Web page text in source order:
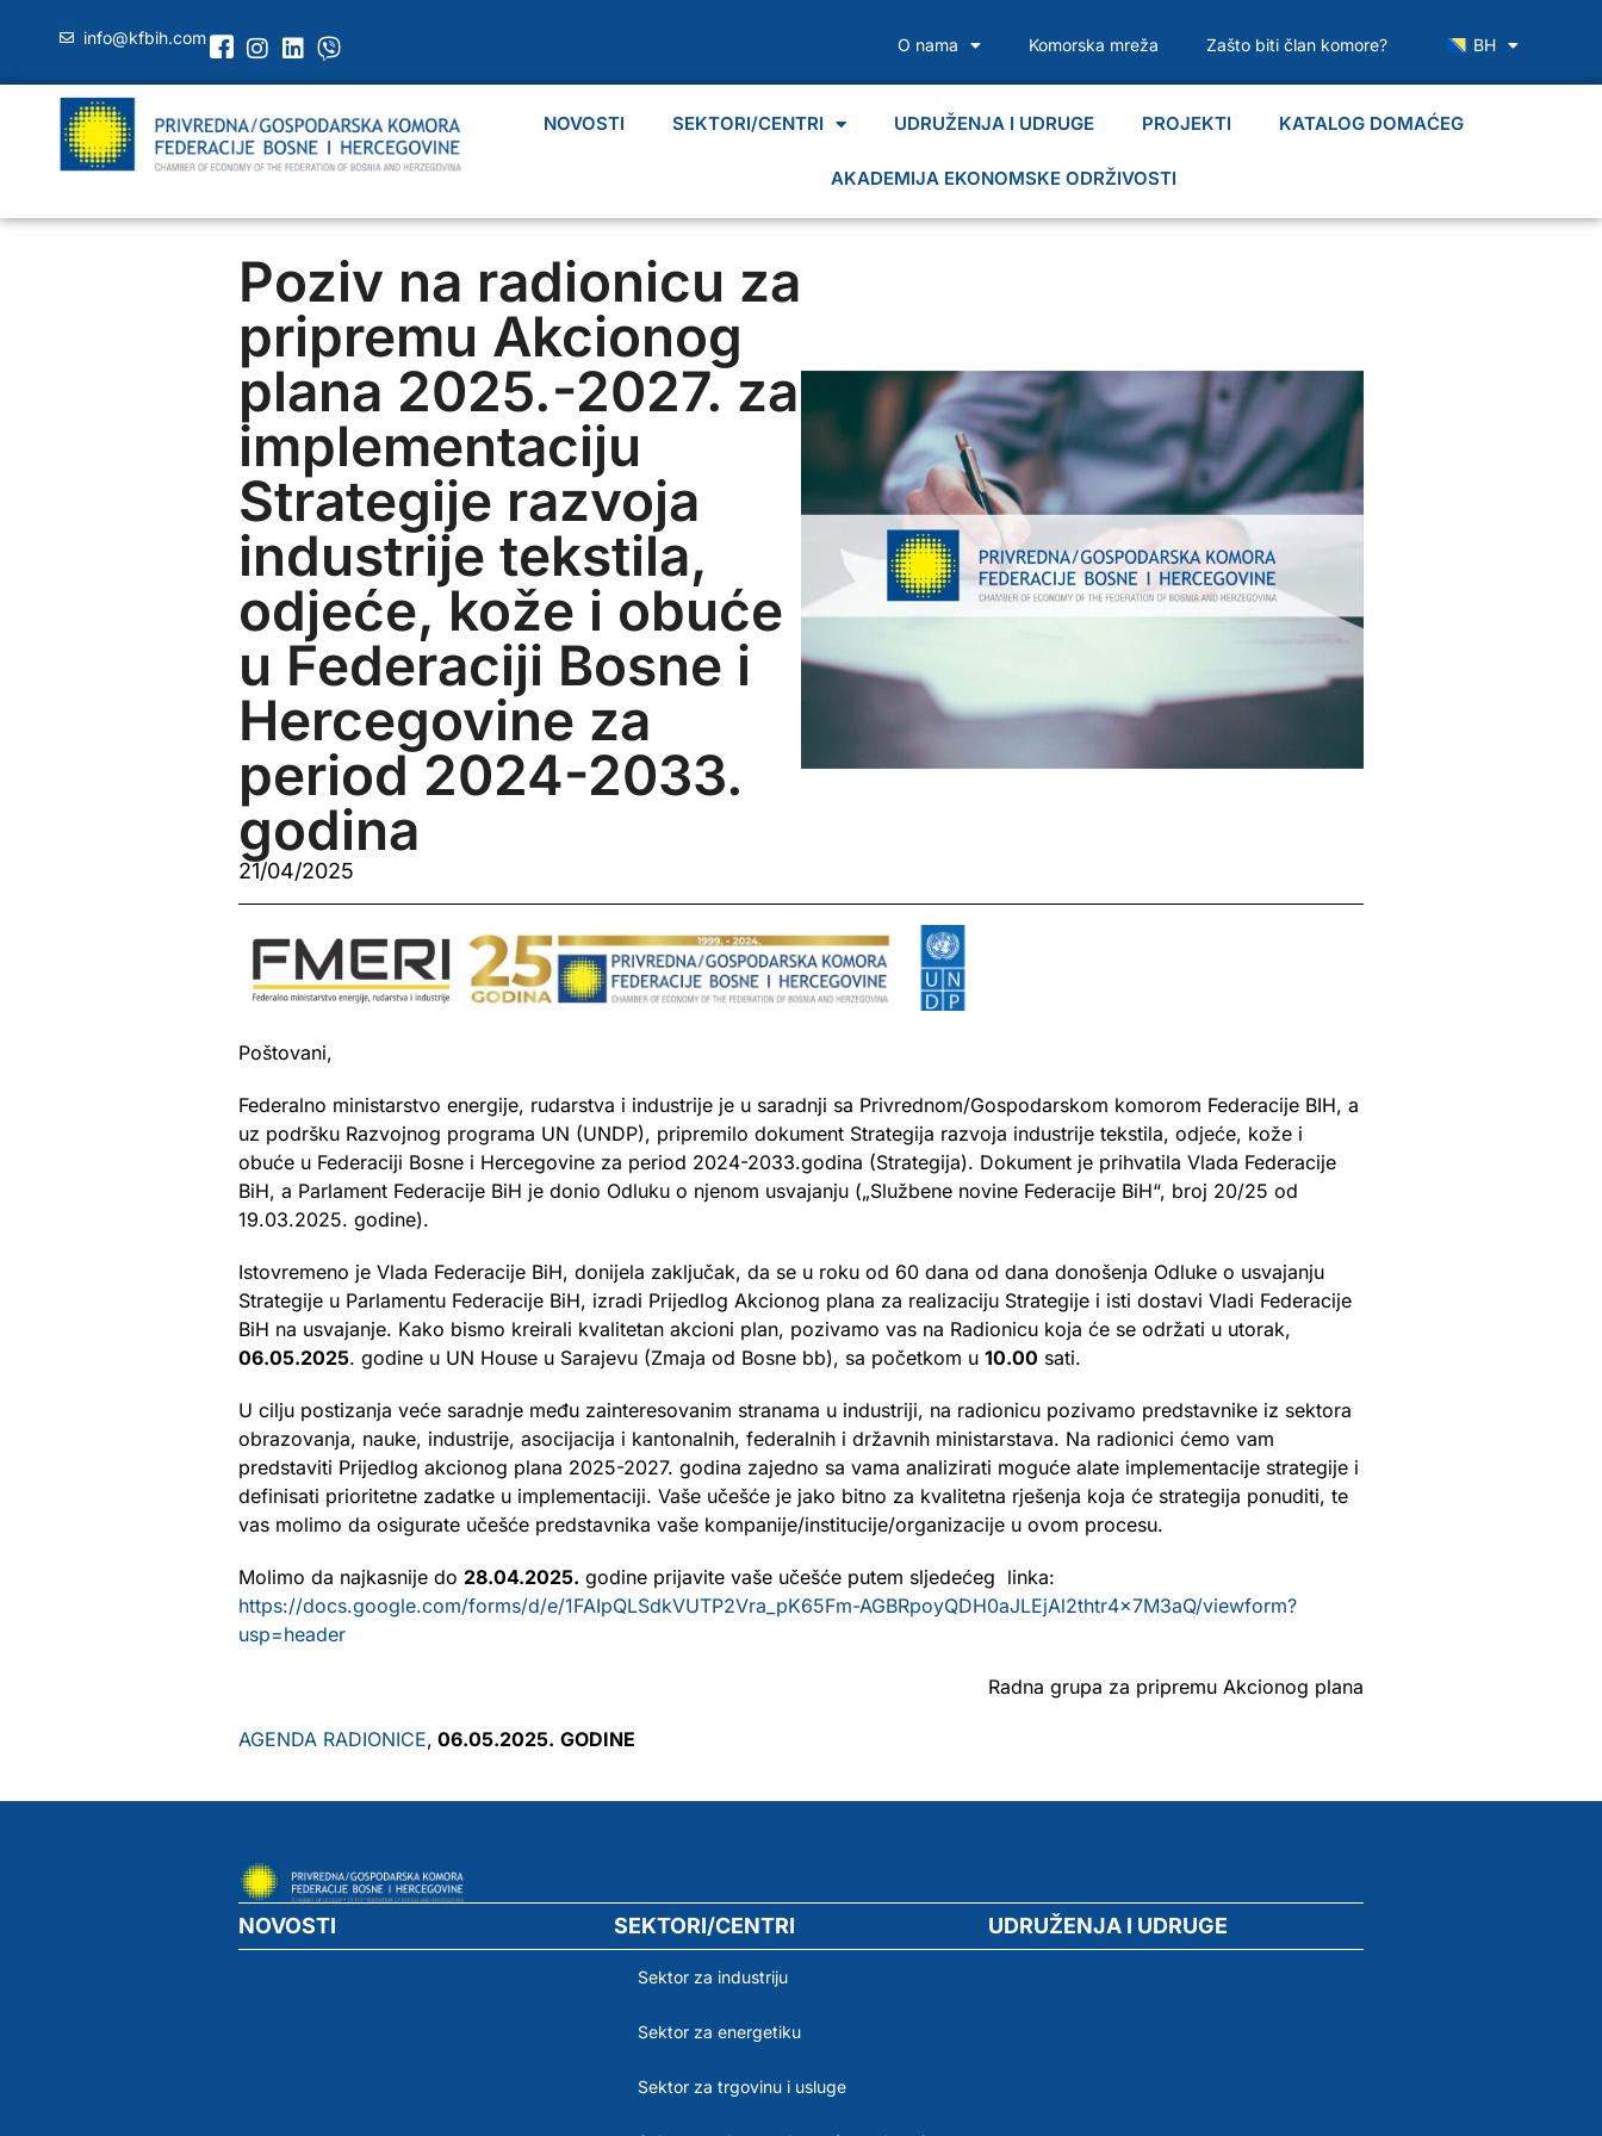
info@kfbih.com O nama Komorska mreža Zašto biti član komore? BH
NOVOSTI SEKTORI/CENTRI UDRUŽENJA I UDRUGE PROJEKTI KATALOG DOMAĆEG
AKADEMIJA EKONOMSKE ODRŽIVOSTI
Poziv na radionicu za
pripremu Akcionog
plana 2025.-2027. za
implementaciju
Strategije razvoja
industrije tekstila,
odjeće, kože i obuće
u Federaciji Bosne i
Hercegovine za
period 2024-2033.
godina
21/04/2025
Poštovani,
Federalno ministarstvo energije, rudarstva i industrije je u saradnji sa Privrednom/Gospodarskom komorom Federacije BIH, a
uz podršku Razvojnog programa UN (UNDP), pripremilo dokument Strategija razvoja industrije tekstila, odjeće, kože i
obuće u Federaciji Bosne i Hercegovine za period 2024-2033.godina (Strategija). Dokument je prihvatila Vlada Federacije
BiH, a Parlament Federacije BiH je donio Odluku o njenom usvajanju („Službene novine Federacije BiH“, broj 20/25 od
19.03.2025. godine).
Istovremeno je Vlada Federacije BiH, donijela zaključak, da se u roku od 60 dana od dana donošenja Odluke o usvajanju
Strategije u Parlamentu Federacije BiH, izradi Prijedlog Akcionog plana za realizaciju Strategije i isti dostavi Vladi Federacije
BiH na usvajanje. Kako bismo kreirali kvalitetan akcioni plan, pozivamo vas na Radionicu koja će se održati u utorak,
06.05.2025. godine u UN House u Sarajevu (Zmaja od Bosne bb), sa početkom u 10.00 sati.
U cilju postizanja veće saradnje među zainteresovanim stranama u industriji, na radionicu pozivamo predstavnike iz sektora
obrazovanja, nauke, industrije, asocijacija i kantonalnih, federalnih i državnih ministarstava. Na radionici ćemo vam
predstaviti Prijedlog akcionog plana 2025-2027. godina zajedno sa vama analizirati moguće alate implementacije strategije i
definisati prioritetne zadatke u implementaciji. Vaše učešće je jako bitno za kvalitetna rješenja koja će strategija ponuditi, te
vas molimo da osigurate učešće predstavnika vaše kompanije/institucije/organizacije u ovom procesu.
Molimo da najkasnije do 28.04.2025. godine prijavite vaše učešće putem sljedećeg linka:
https://docs.google.com/forms/d/e/1FAIpQLSdkVUTP2Vra_pK65Fm-AGBRpoyQDH0aJLEjAl2thtr4x7M3aQ/viewform?
usp=header
Radna grupa za pripremu Akcionog plana
AGENDA RADIONICE, 06.05.2025. GODINE
NOVOSTI SEKTORI/CENTRI
Sektor za industriju
Sektor za energetiku
Sektor za trgovinu i usluge
UDRUŽENJA I UDRUGE